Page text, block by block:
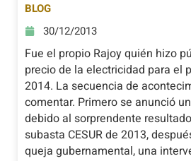
BLOG
30/12/2013
Fue el propio Rajoy quién hizo
precio de la electricidad para el
2014. La secuencia de
comentar. Primero se anunció
debido al sorprendente
subasta CESUR de 2013,
queja gubernamental, una